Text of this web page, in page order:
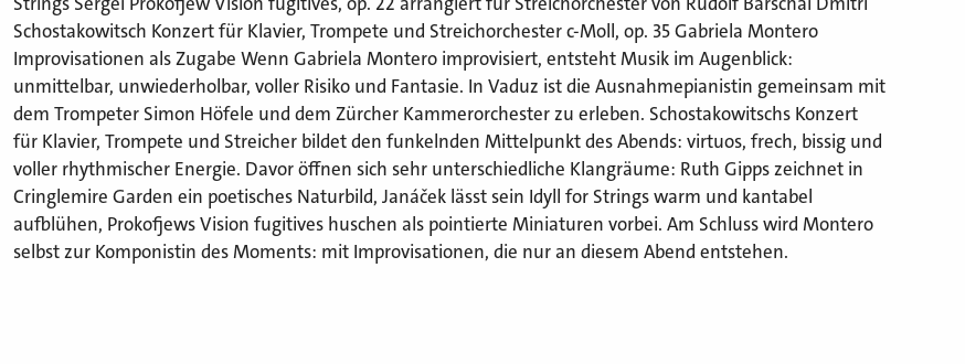
Schostakowitsch Konzert für Klavier, Trompete und Streichorchester c-Moll, op. 35 Gabriela Montero
Improvisationen als Zugabe Wenn Gabriela Montero improvisiert, entsteht Musik im Augenblick:
unmittelbar, unwiederholbar, voller Risiko und Fantasie. In Vaduz ist die Ausnahmepianistin gemeinsam mit
dem Trompeter Simon Höfele und dem Zürcher Kammerorchester zu erleben. Schostakowitschs Konzert
für Klavier, Trompete und Streicher bildet den funkelnden Mittelpunkt des Abends: virtuos, frech, bissig und
voller rhythmischer Energie. Davor öffnen sich sehr unterschiedliche Klangräume: Ruth Gipps zeichnet in
Cringlemire Garden ein poetisches Naturbild, Janáček lässt sein Idyll for Strings warm und kantabel
aufblühen, Prokofjews Vision fugitives huschen als pointierte Miniaturen vorbei. Am Schluss wird Montero
selbst zur Komponistin des Moments: mit Improvisationen, die nur an diesem Abend entstehen.